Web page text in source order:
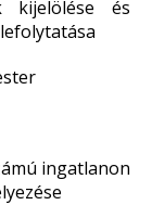
kijelölése és
ingatlanon